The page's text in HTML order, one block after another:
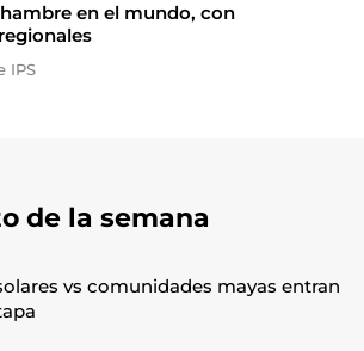
en el mundo, con
IPS
de la semana
vs comunidades mayas entran